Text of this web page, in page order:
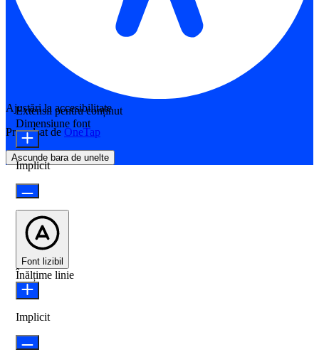
Ajustări la accesibilitate
Propulsat de OneTap
Ascunde bara de unelte
Extensii pentru conținut
Dimensiune font
Implicit
Font lizibil
Înălțime linie
Implicit